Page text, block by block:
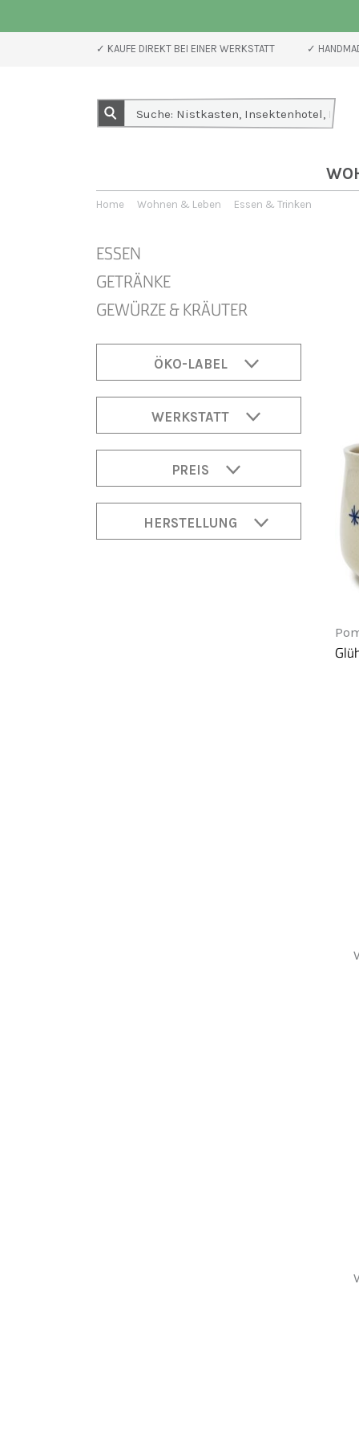
✓ KAUFE DIREKT BEI EINER WERKSTATT ✓
Home Wohnen & Leben Essen & Trinken
ESSEN
GETRÄNKE
GEWÜRZE & KRÄUTER
ÖKO-LABEL
WERKSTATT
PREIS
HERSTELLUNG